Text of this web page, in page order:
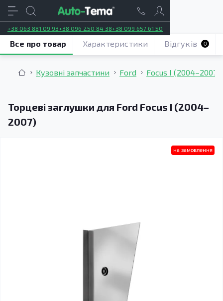
+38 063 881 09 93+38 096 250 84 38+38 099 657 61 50
Кузовні запчастини Ford Focus I (2004–2007)
Торцеві заглушки для Ford Focus I (2004–
2007)
Все про товар Характеристики Відгуків 0
на замовлення